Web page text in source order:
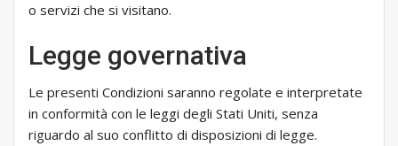
o servizi che si visitano.
Legge governativa
Le presenti Condizioni saranno regolate e interpretate
in conformità con le leggi degli Stati Uniti, senza
riguardo al suo conflitto di disposizioni di legge.